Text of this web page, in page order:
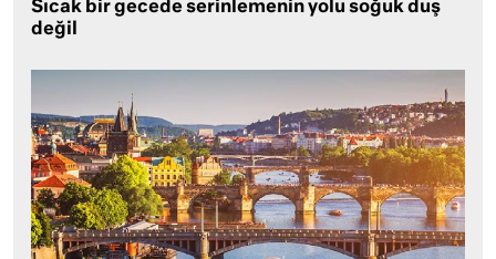
Sıcak bir gecede serinlemenin yolu soğuk duş
değil